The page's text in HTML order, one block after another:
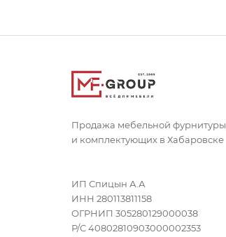
Продажа мебельной фурнитуры
и комплектующих в Хабаровске
ИП Спицын А.А
ИНН 280113811158
ОГРНИП 305280129000038
Р/С 40802810903000002353